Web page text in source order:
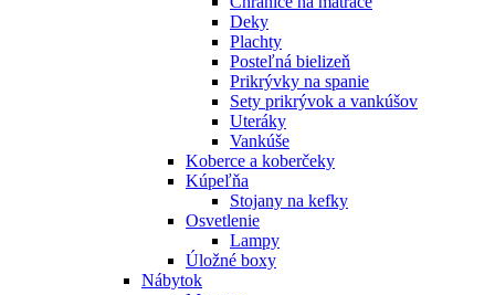
Deky
Plachty
Posteľná bielizeň
Prikrývky na spanie
Sety prikrývok a vankúšov
Uteráky
Vankúše
Koberce a koberčeky
Kúpeľňa
Stojany na kefky
Osvetlenie
Lampy
Úložné boxy
Nábytok